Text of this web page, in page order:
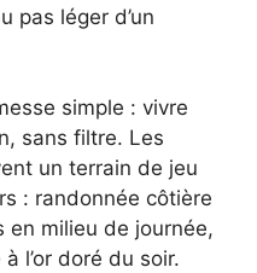
pas léger d’un
simple : vivre
sans filtre. Les
un terrain de jeu
: randonnée côtière
en milieu de journée,
l’or doré du soir.